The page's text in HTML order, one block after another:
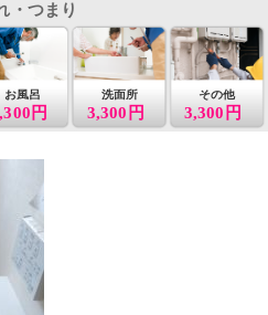
お風呂
円
洗面所
3,300円
その他
3,300円
・つまり